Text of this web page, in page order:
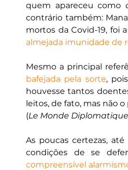
quem apareceu como
contrário também:
mortos da Covid-19, foi
almejada imunidade de
Mesmo a principal
bafejada pela sorte,
houvesse tantos
leitos, de fato, mas não
(Le Monde
As poucas certezas,
condições de se
compreensível